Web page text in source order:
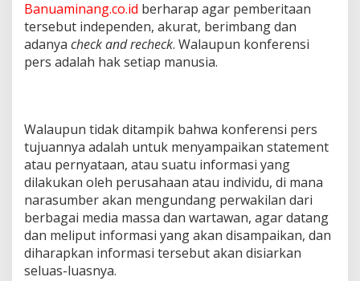
Banuaminang.co.id berharap agar pemberitaan
tersebut independen, akurat, berimbang dan
adanya check and recheck. Walaupun konferensi
pers adalah hak setiap manusia.
Walaupun tidak ditampik bahwa konferensi pers
tujuannya adalah untuk menyampaikan statement
atau pernyataan, atau suatu informasi yang
dilakukan oleh perusahaan atau individu, di mana
narasumber akan mengundang perwakilan dari
berbagai media massa dan wartawan, agar datang
dan meliput informasi yang akan disampaikan, dan
diharapkan informasi tersebut akan disiarkan
seluas-luasnya.